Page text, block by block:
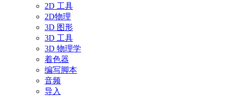
2D 工具
2D物理
3D 图形
3D 工具
3D 物理学
着色器
编写脚本
音频
导入